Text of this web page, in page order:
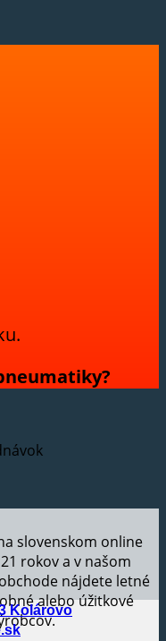
slovenskom online
rokov a v našom
nájdete letné
alebo úžitkové
Kolárovo